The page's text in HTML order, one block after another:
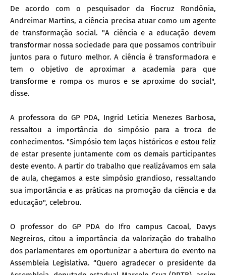
De acordo com o pesquisador da Fiocruz Rondônia,
Andreimar Martins, a ciência precisa atuar como um agente
de transformação social. "A ciência e a educação devem
transformar nossa sociedade para que possamos contribuir
juntos para o futuro melhor. A ciência é transformadora e
tem o objetivo de aproximar a academia para que
transforme e rompa os muros e se aproxime do social",
disse.
A professora do GP PDA, Ingrid Letícia Menezes Barbosa,
ressaltou a importância do simpósio para a troca de
conhecimentos. "Simpósio tem laços históricos e estou feliz
de estar presente juntamente com os demais participantes
deste evento. A partir do trabalho que realizávamos em sala
de aula, chegamos a este simpósio grandioso, ressaltando
sua importância e as práticas na promoção da ciência e da
educação", celebrou.
O professor do GP PDA do Ifro campus Cacoal, Davys
Negreiros, citou a importância da valorização do trabalho
dos parlamentares em oportunizar a abertura do evento na
Assembleia Legislativa. “Quero agradecer o presidente da